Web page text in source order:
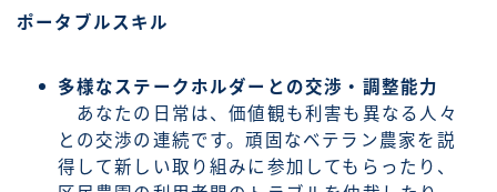
ポータブルスキル
多様なステークホルダーとの交渉・調整能力
あなたの日常は、価値観も利害も異なる人々
との交渉の連続です。頑固なベテラン農家を説
得して新しい取り組みに参加してもらったり、